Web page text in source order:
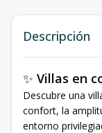
Descripción
✨ Villas en
Descubre una
confort, la
entorno